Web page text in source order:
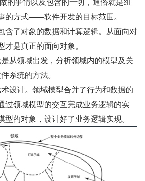
的方式——软件开发的目标范围。
含了对象的数据和计算逻辑。从面向对
是真正的面向对象。
从领域出发，分析领域内的模型及关
系统的方法。
设计。领域模型合并了行为和数据的
过领域模型的交互完成业务逻辑的实
的对象，设计好了业务逻辑实现。